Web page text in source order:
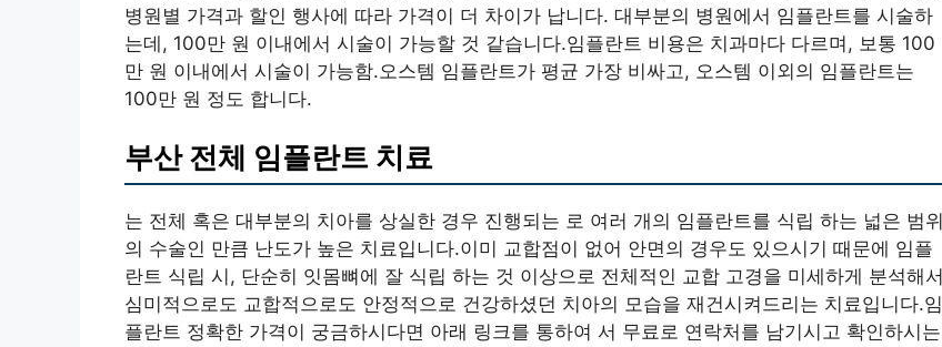
병원별 가격과 할인 행사에 따라 가격이 더 차이가 납니다. 대부분의 병원에서 임플란트를 시술하
는데, 100만 원 이내에서 시술이 가능할 것 같습니다.임플란트 비용은 치과마다 다르며, 보통 100
만 원 이내에서 시술이 가능함.오스템 임플란트가 평균 가장 비싸고, 오스템 이외의 임플란트는
100만 원 정도 합니다.
부산 전체 임플란트 치료
는 전체 혹은 대부분의 치아를 상실한 경우 진행되는 로 여러 개의 임플란트를 식립 하는 넓은 범위
의 수술인 만큼 난도가 높은 치료입니다.이미 교합점이 없어 안면의 경우도 있으시기 때문에 임플
란트 식립 시, 단순히 잇몸뼈에 잘 식립 하는 것 이상으로 전체적인 교합 고경을 미세하게 분석해서
심미적으로도 교합적으로도 안정적으로 건강하셨던 치아의 모습을 재건시켜드리는 치료입니다.임
플란트 정확한 가격이 궁금하시다면 아래 링크를 통하여 서 무료로 연락처를 남기시고 확인하시는